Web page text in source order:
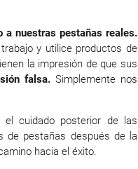
a nuestras pestañas reales.
y utilice productos de
la impresión de que sus
falsa. Simplemente nos
cuidado posterior de las
de pestañas después de la
hacia el éxito.